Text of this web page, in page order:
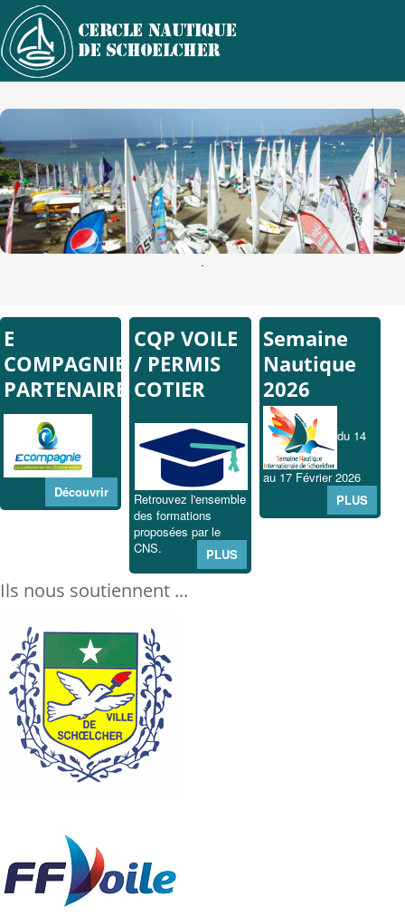
.
E
COMPAGNIE
PARTENAIRE
Découvrir
CQP VOILE
/ PERMIS
COTIER
Retrouvez l'ensemble
des formations
proposées par le
CNS.
PLUS
Semaine
Nautique
2026
du 14
au 17 Février 2026
PLUS
Ils nous soutiennent ...